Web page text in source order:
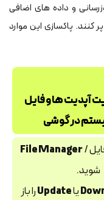
و داده های اضافی
پاکسازی این موارد
آپدیت ها و فایل
در گوشی
/
File Manager
شوید.
یاUpdateرا باز